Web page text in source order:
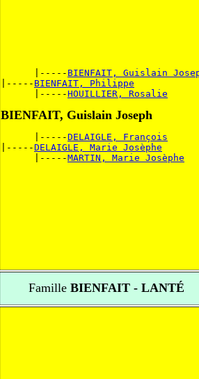
      |-----
BIENFAIT, Guislain
|----- BIENFAIT, Philippe
      |-----
HOUILLIER, Rosalie
BIENFAIT, Guislain Joseph
      |-----
DELAIGLE, François
|-----DELAIGLE, Marie Josèphe
      |-----
MARTIN, Marie Josèphe
Famille BIENFAIT - LANTÉ